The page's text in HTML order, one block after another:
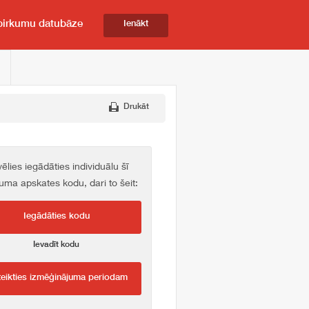
datubāze Ienākt
Drukāt
iegādāties individuālu šī
apskates kodu, dari to šeit:
Iegādāties kodu
Ievadīt kodu
izmēģinājuma periodam